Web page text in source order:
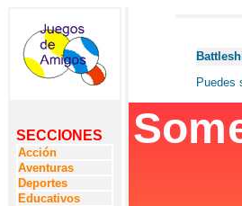
SECCIONES
Acción
Aventuras
Deportes
Educativos
Puedes